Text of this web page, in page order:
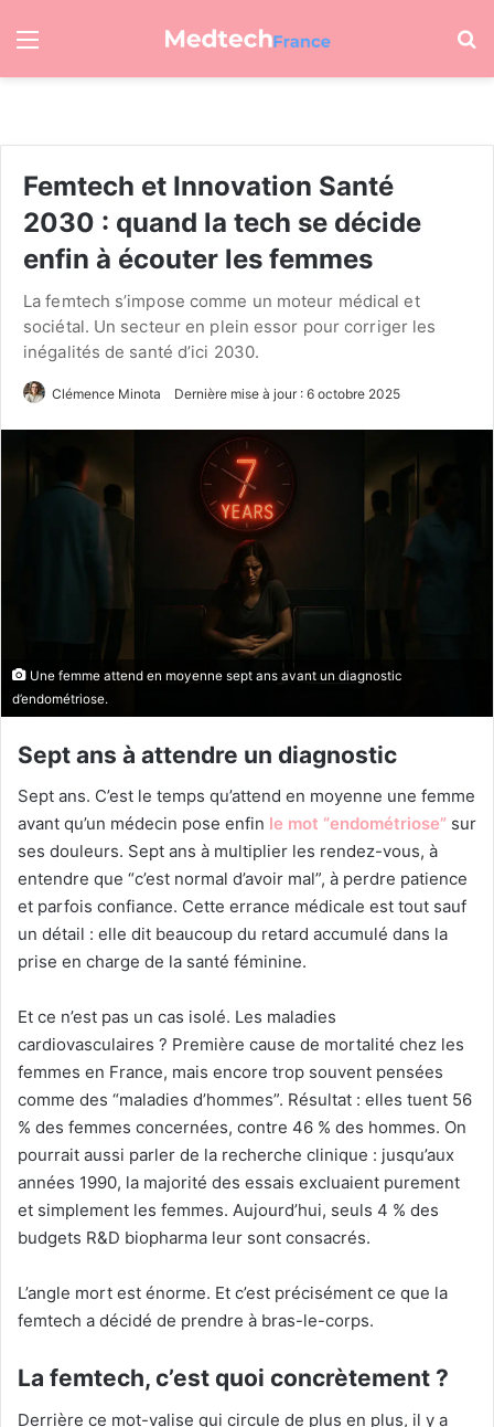
Menu
Femtech et Innovation Santé
2030 : quand la tech se décide
enfin à écouter les femmes
La femtech s’impose comme un moteur médical et
sociétal. Un secteur en plein essor pour corriger les
inégalités de santé d’ici 2030.
Clémence Minota Dernière mise à jour : 6 octobre 2025
Une femme attend en moyenne sept ans avant un diagnostic
d’endométriose.
Sept ans à attendre un diagnostic
Sept ans. C’est le temps qu’attend en moyenne une femme
avant qu’un médecin pose enfin le mot “endométriose” sur
ses douleurs. Sept ans à multiplier les rendez-vous, à
entendre que “c’est normal d’avoir mal”, à perdre patience
et parfois confiance. Cette errance médicale est tout sauf
un détail : elle dit beaucoup du retard accumulé dans la
prise en charge de la santé féminine.
Et ce n’est pas un cas isolé. Les maladies
cardiovasculaires ? Première cause de mortalité chez les
femmes en France, mais encore trop souvent pensées
comme des “maladies d’hommes”. Résultat : elles tuent 56
% des femmes concernées, contre 46 % des hommes. On
pourrait aussi parler de la recherche clinique : jusqu’aux
années 1990, la majorité des essais excluaient purement
et simplement les femmes. Aujourd’hui, seuls 4 % des
budgets R&D biopharma leur sont consacrés.
L’angle mort est énorme. Et c’est précisément ce que la
femtech a décidé de prendre à bras-le-corps.
La femtech, c’est quoi concrètement ?
Derrière ce mot-valise qui circule de plus en plus, il y a